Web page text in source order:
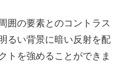
囲の要素とのコントラス
るい背景に暗い反射を配
トを強めることができま